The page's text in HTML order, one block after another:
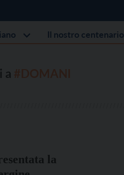
Il nostro centenario
a
la